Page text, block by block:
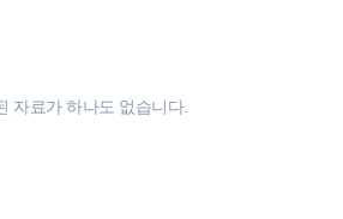
자료가 하나도 없습니다.